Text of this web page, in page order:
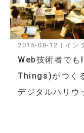
Web技術者で
Things)がつく
デジタルハリ
2015-08-12 | イン